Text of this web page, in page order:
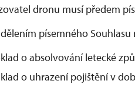
dronu musí předem
písemného
o absolvování letecké
o uhrazení pojištění v